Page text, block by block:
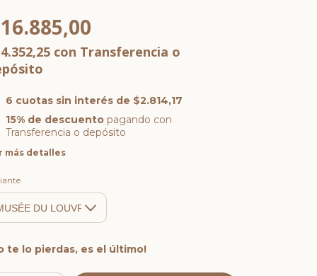
con Transferencia o
6 cuotas sin interés de $2.814,17
15% de descuentopagando con
Transferencia o depósito
más detalles
te lo pierdas, es el último!